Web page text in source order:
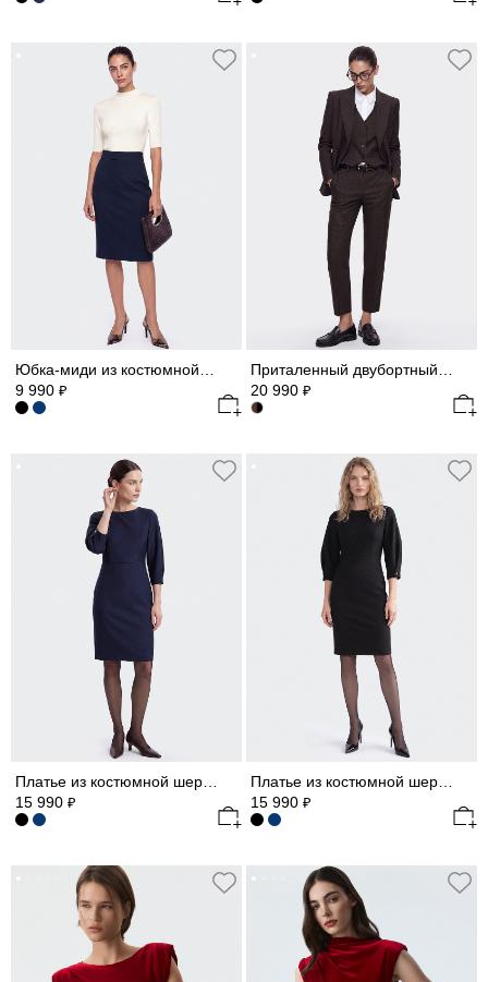
Юбка-миди из костюмной шерсти
9 990 ₽
Приталенный двубортный жакет
20 990 ₽
15 990 ₽
15 990 ₽